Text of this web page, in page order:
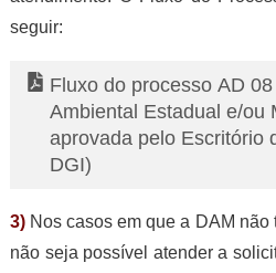
seguir:
Fluxo do processo AD
Ambiental Estadual e/ou
aprovada pelo Escritório
DGI)
3)Nos casos em que a DAM não
não seja possível atender a